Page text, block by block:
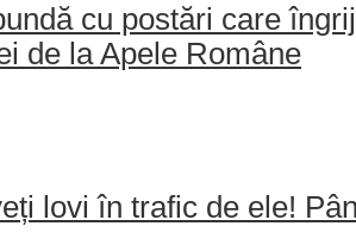
cu postări care
de la Apele Române
lovi în trafic de ele!